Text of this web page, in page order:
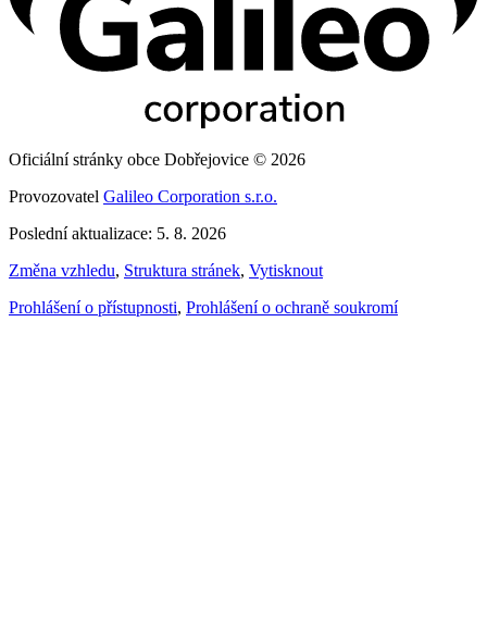
Oficiální stránky obce Dobřejovice © 2026
Provozovatel Galileo Corporation s.r.o.
Poslední aktualizace: 5. 8. 2026
Změna vzhledu, Struktura stránek, Vytisknout
Prohlášení o přístupnosti, Prohlášení o ochraně soukromí